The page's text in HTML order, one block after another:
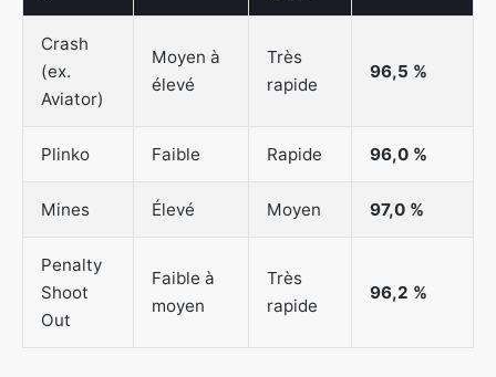
Crash
(ex.
Aviator)
Moyen à
élevé
Très
rapide
96,5 %
Plinko Faible Rapide 96,0 %
Mines Élevé Moyen 97,0 %
Penalty
Shoot
Out
Faible à
moyen
Très
rapide
96,2 %